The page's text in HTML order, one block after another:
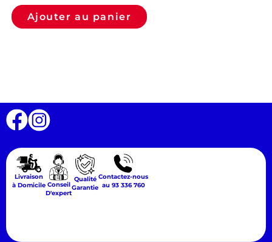
Ajouter au panier
Livraison
à Domicile Conseil
D'expert
Qualité
Garantie
Contactez-nous
au 93 336 760